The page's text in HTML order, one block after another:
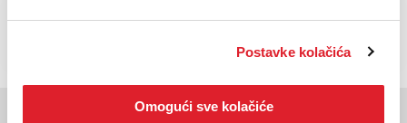
Postavke kolačića
Omogući sve kolačiće